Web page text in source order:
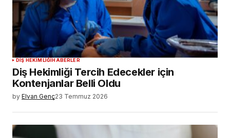
DIŞ HEKIMLIĞIHABERLER
Diş Hekimliği Tercih Edecekler için
Kontenjanlar Belli Oldu
by Elvan Genç23 Temmuz 2026